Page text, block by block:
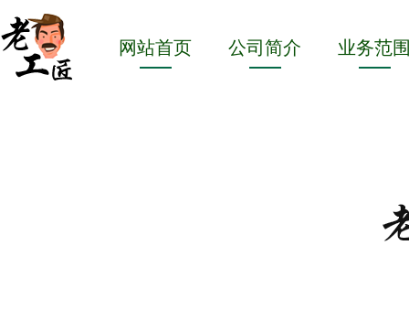
网站首页 公司简介 业务范